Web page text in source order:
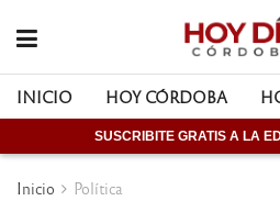
INICIO HOY CÓRDOBA
SUSCRIBITE GRATIS A LA
Inicio Política